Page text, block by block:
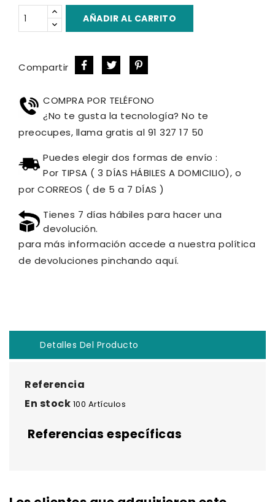
AÑADIR AL CARRITO
Compartir
COMPRA POR TELÉFONO
¿No te gusta la tecnología? No te
preocupes, llama gratis al 91 327 17 50
Puedes elegir dos formas de envío :
Por TIPSA ( 3 DÍAS HÁBILES A DOMICILIO), o
por CORREOS ( de 5 a 7 DÍAS )
Tienes 7 días hábiles para hacer una
devolución.
para más información accede a nuestra política
de devoluciones pinchando aquí.
Detalles Del Producto
Referencia
En stock 100 Artículos
Referencias específicas